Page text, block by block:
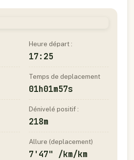
Heure départ :
17:25
Temps de deplacement
01h01m57s
Dénivelé positif :
218m
Allure (deplacement)
7'47" /km/km